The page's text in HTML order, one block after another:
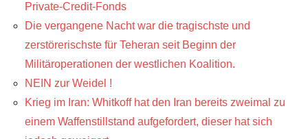
Private-Credit-Fonds
Die vergangene Nacht war die tragischste und
zerstörerischste für Teheran seit Beginn der
Militäroperationen der westlichen Koalition.
NEIN zur Weidel !
Krieg im Iran: Whitkoff hat den Iran bereits zweimal zu
einem Waffenstillstand aufgefordert, dieser hat sich